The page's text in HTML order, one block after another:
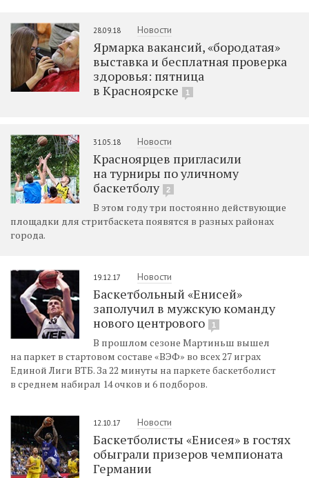
28.09.18 Новости
Ярмарка вакансий, «бородатая»
выставка и бесплатная проверка
здоровья: пятница
в Красноярске
1
31.05.18 Новости
Красноярцев пригласили
на турниры по уличному
баскетболу
2
В этом году три постоянно действующие
площадки для стритбаскета появятся в разных районах
города.
19.12.17 Новости
Баскетбольный «Енисей»
заполучил в мужскую команду
нового центрового
1
В прошлом сезоне Мартиньш вышел
на паркет в стартовом составе «ВЭФ» во всех 27 играх
Единой Лиги ВТБ. За 22 минуты на паркете баскетболист
в среднем набирал 14 очков и 6 подборов.
12.10.17 Новости
Баскетболисты «Енисея» в гостях
обыграли призеров чемпионата
Германии